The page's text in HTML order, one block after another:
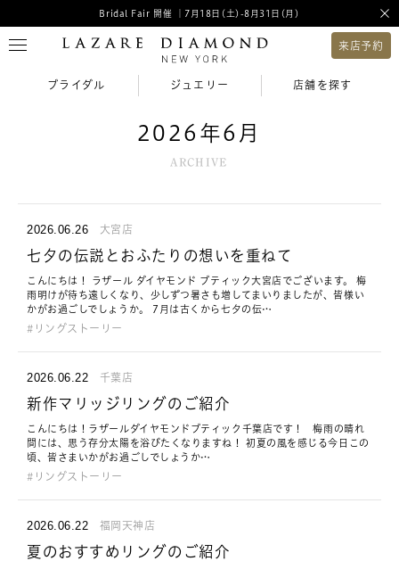
Bridal Fair 開催 ｜7月18日(土)-8月31日(月)
来店予約
ブライダル ジュエリー 店舗を探す
2026年6月
ARCHIVE
2026.06.26 大宮店
七夕の伝説とおふたりの想いを重ねて
こんにちは！ ラザール ダイヤモンド ブティック大宮店でございます。 梅
雨明けが待ち遠しくなり、少しずつ暑さも増してまいりましたが、皆様い
かがお過ごしでしょうか。 7月は古くから七夕の伝…
リングストーリー
2026.06.22 千葉店
新作マリッジリングのご紹介
こんにちは！ラザールダイヤモンドブティック千葉店です！ 梅雨の晴れ
間には、思う存分太陽を浴びたくなりますね！ 初夏の風を感じる今日この
頃、皆さまいかがお過ごしでしょうか…
リングストーリー
2026.06.22 福岡天神店
夏のおすすめリングのご紹介